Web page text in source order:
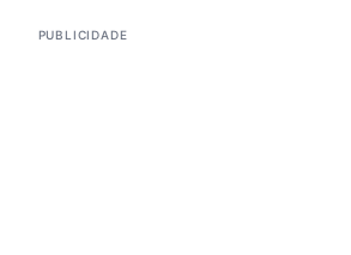
PUBLICIDADE